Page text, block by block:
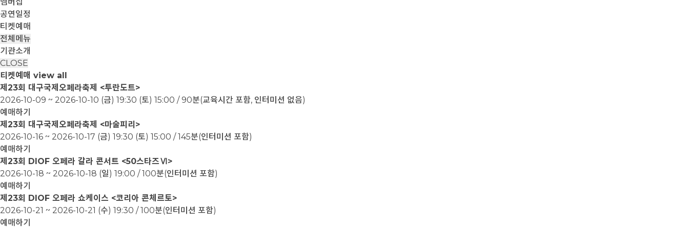
공연일정
티켓예매
전체메뉴
기관소개
CLOSE
티켓예매 view all
제23회 대구국제오페라축제 <투란도트>
2026-10-09 ~ 2026-10-10 (금) 19:30 (토) 15:00 / 90분(교육시간 포함, 인터미션 없음)
예매하기
제23회 대구국제오페라축제 <마술피리>
2026-10-16 ~ 2026-10-17 (금) 19:30 (토) 15:00 / 145분(인터미션 포함)
예매하기
제23회 DIOF 오페라 갈라 콘서트 <50스타즈Ⅵ>
2026-10-18 ~ 2026-10-18 (일) 19:00 / 100분(인터미션 포함)
예매하기
제23회 DIOF 오페라 쇼케이스 <코리아 콘체르토>
2026-10-21 ~ 2026-10-21 (수) 19:30 / 100분(인터미션 포함)
예매하기